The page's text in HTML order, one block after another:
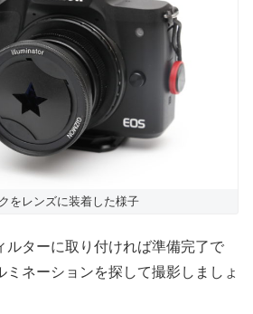
をレンズに装着した様子
ルターに取り付ければ準備完了で
ミネーションを探して撮影しましょ